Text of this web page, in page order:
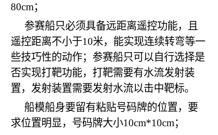
80cm；
参赛船只必须具备远距离遥控功能，且
遥控距离不小于10米，能实现连续转弯等一
些技巧性的动作；参赛船只可以自行选择是
否实现打靶功能，打靶需要有水流发射装
置，发射装置需要发射水流以击中靶标。
船模船身要留有粘贴号码牌的位置，要
求位置明显，号码牌大小10cm*10cm；